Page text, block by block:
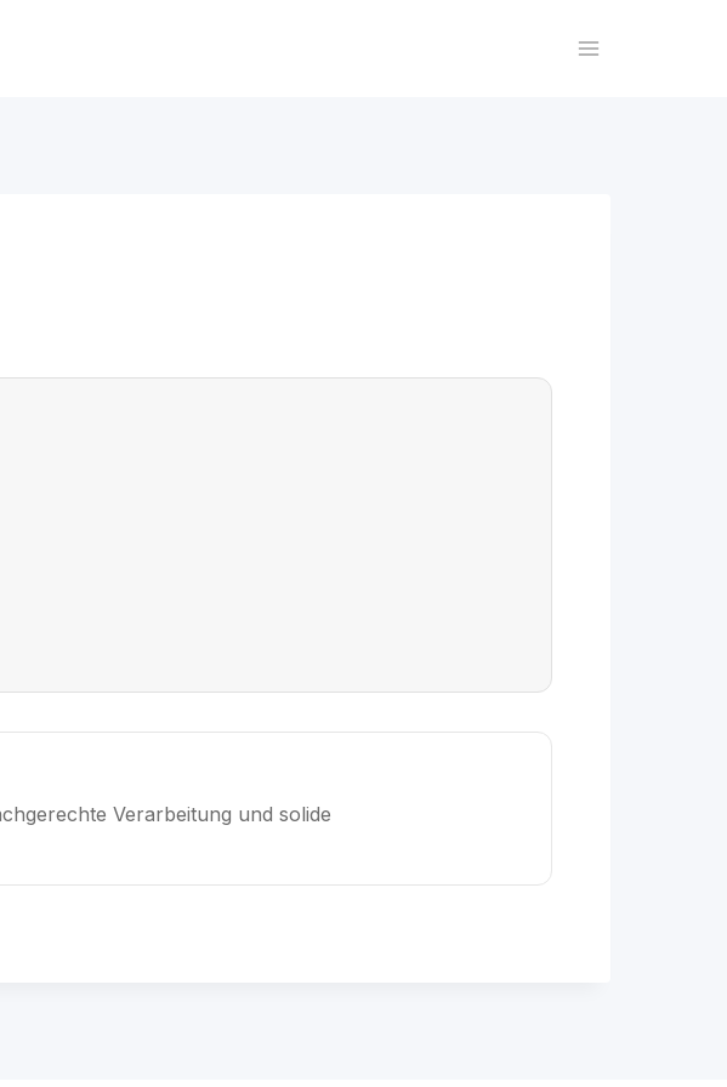
Verarbeitung und solide